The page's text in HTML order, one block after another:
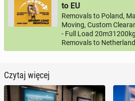
to EU
Removals to Poland,
Moving, Custom
- Full Load
Removals to
Czytaj więcej